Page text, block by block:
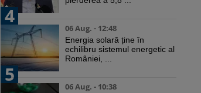
4
06 Aug. - 12:48
Energia solară ține în
echilibru sistemul energetic al
României, ...
5
06 Aug. - 10:38